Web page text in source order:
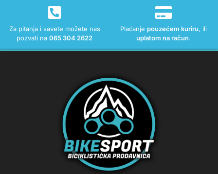
Za pitanja i savete možete nas
pozvati na 065 304 2622
Plaćanje pouzećem kuriru, ili
uplatom na račun.